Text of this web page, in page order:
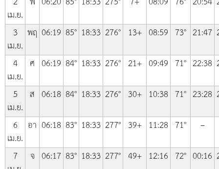
เม.ย.
3
เม.ย.
พฤ 06:19 85° 18:33 276° 13+ 08:59 73° 21:47
4
เม.ย.
ศ 06:19 84° 18:33 276° 21+ 09:49 71° 22:38
5
เม.ย.
ส 06:18 84° 18:33 276° 30+ 10:38 71° 23:28
6
เม.ย.
อา 06:18 83° 18:33 277° 39+ 11:28 71°
–
7
จ 06:17 83° 18:33 277° 49+ 12:16 72° 00:16